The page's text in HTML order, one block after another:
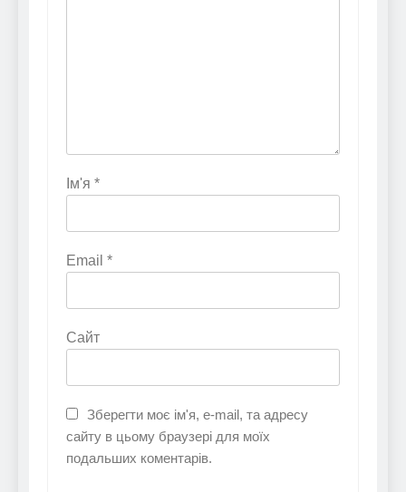
Ім'я *
Email *
Сайт
Зберегти моє ім'я, e-mail, та адресу
сайту в цьому браузері для моїх
подальших коментарів.